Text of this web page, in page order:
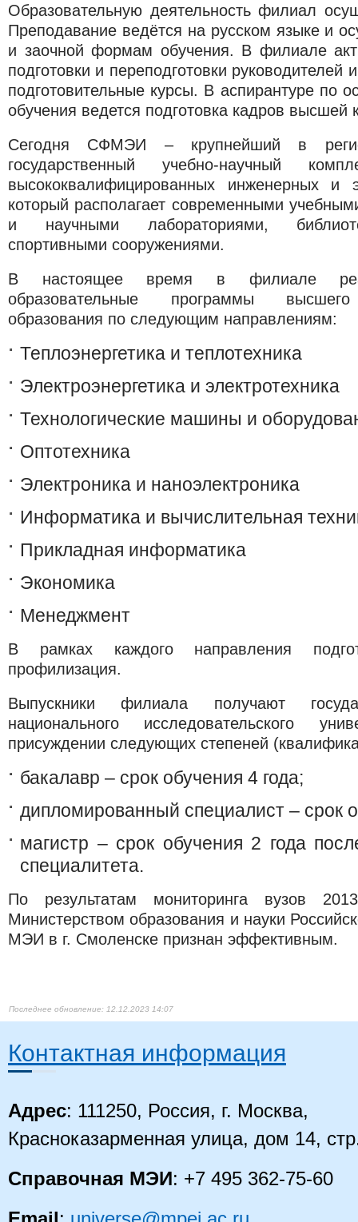
Образовательную деятельность филиал
Преподавание ведётся на русском языке и
и заочной формам обучения. В филиале
подготовки и переподготовки руководителей
подготовительные курсы. В аспирантуре по
обучения ведется подготовка кадров высшей
Сегодня СФМЭИ – крупнейший в
государственный учебно-научный
высококвалифицированных инженерных и
который располагает современными
и научными лабораториями,
спортивными сооружениями.
В настоящее время в филиале
образовательные программы высшего
образования по следующим направлениям:
Теплоэнергетика и теплотехника
Электроэнергетика и электротехника
Технологические машины и
Оптотехника
Электроника и наноэлектроника
Информатика и вычислительная
Прикладная информатика
Экономика
Менеджмент
В рамках каждого направления
профилизация.
Выпускники филиала получают
национального исследовательского
присуждении следующих степеней
бакалавр – срок обучения 4 года;
дипломированный специалист – срок
магистр – срок обучения 2 года
специалитета.
По результатам мониторинга вузов
Министерством образования и науки
МЭИ в г. Смоленске признан эффективным.
12.12.2023 14:07
Контактная информация
Адрес: 111250, Россия, г. Москва,
Красноказарменная улица, дом 14,
Справочная МЭИ: +7 495 362-75-60